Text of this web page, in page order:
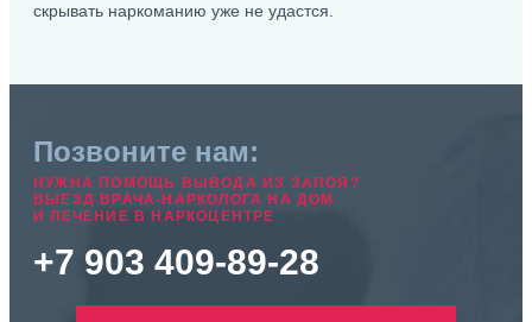
скрывать наркоманию уже не удастся.
Позвоните нам:
НУЖНА ПОМОЩЬ ВЫВОДА ИЗ ЗАПОЯ?
ВЫЕЗД ВРАЧА-НАРКОЛОГА НА ДОМ
И ЛЕЧЕНИЕ В НАРКОЦЕНТРЕ
+7 903 409-89-28